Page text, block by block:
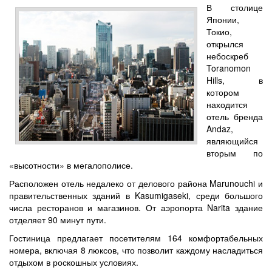
В столице
Японии,
Токио,
открылся
небоскреб
Toranomon
Hills, в
котором
находится
отель бренда
Andaz,
являющийся
вторым по
«высотности» в мегалополисе.
Расположен отель недалеко от делового района Marunouchi и
правительственных зданий в Kasumigaseki, среди большого
числа ресторанов и магазинов. От аэропорта Narita здание
отделяет 90 минут пути.
Гостиница предлагает посетителям 164 комфортабельных
номера, включая 8 люксов, что позволит каждому насладиться
отдыхом в роскошных условиях.